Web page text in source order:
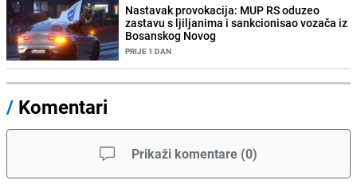
Nastavak provokacija: MUP RS oduzeo
zastavu s ljiljanima i sankcionisao vozača iz
Bosanskog Novog
PRIJE 1 DAN
/ Komentari
Prikaži komentare (0)